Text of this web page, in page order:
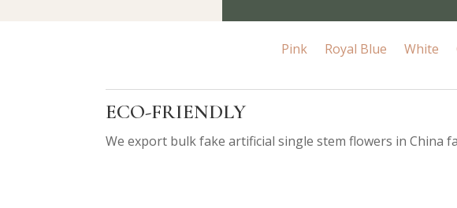
Pink Royal Blue White
ECO-FRIENDLY
We export bulk fake artificial single stem flowers in China